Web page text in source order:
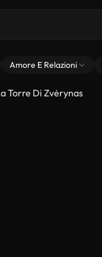
Amore E Relazioni
Torre Di Zvėrynas